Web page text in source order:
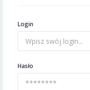
Login
Hasło